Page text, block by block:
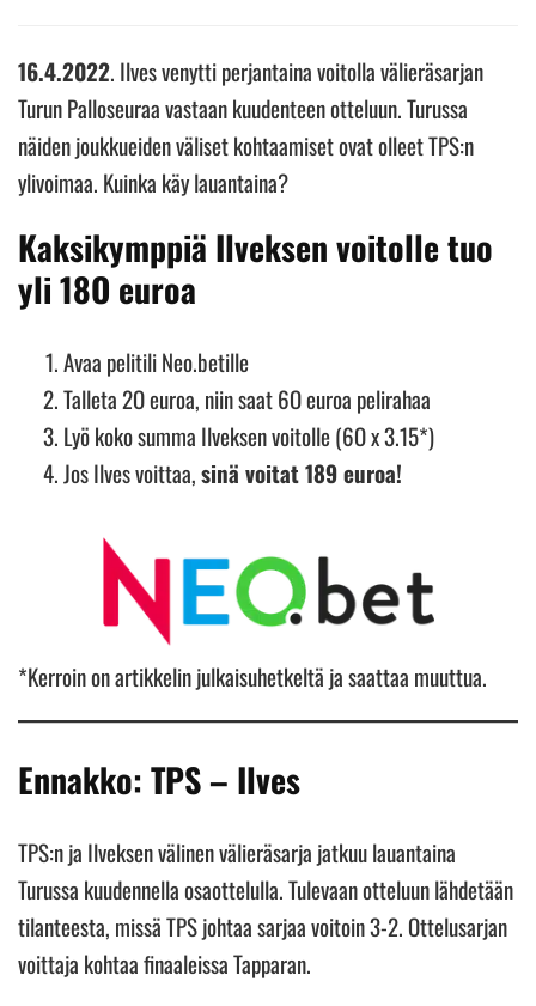
16.4.2022. Ilves venytti perjantaina voitolla välieräsarjan
Turun Palloseuraa vastaan kuudenteen otteluun. Turussa
näiden joukkueiden väliset kohtaamiset ovat olleet TPS:n
ylivoimaa. Kuinka käy lauantaina?
Kaksikymppiä Ilveksen voitolle tuo
yli 18O euroa
Avaa pelitili Neo.betille
Talleta 2O euroa, niin saat 6O euroa pelirahaa
Lyö koko summa Ilveksen voitolle (6O x 3.15*)
Jos Ilves voittaa,sinä voitat 189 euroa!
*Kerroin on artikkelin julkaisuhetkeltä ja saattaa muuttua.
Ennakko: TPS – Ilves
TPS:n ja Ilveksen välinen välieräsarja jatkuu lauantaina
Turussa kuudennella osaottelulla. Tulevaan otteluun lähdetään
tilanteesta, missä TPS johtaa sarjaa voitoin 3-2. Ottelusarjan
voittaja kohtaa finaaleissa Tapparan.